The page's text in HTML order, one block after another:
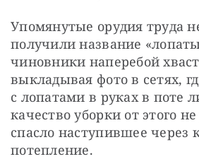
Упомянутые орудия труда
получили название
чиновники наперебой
выкладывая фото в сетях,
с лопатами в руках в поте
качество уборки от этого
спасло наступившее через
потепление.